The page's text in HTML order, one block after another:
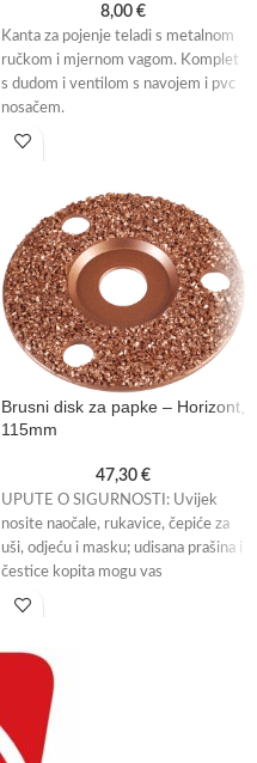
8,00 €
Kanta za pojenje teladi s metalnom
ručkom i mjernom vagom. Komplet
s dudom i ventilom s navojem i pvc
nosačem.
Brusni disk za papke – Horizont,
115mm
47,30 €
UPUTE O SIGURNOSTI: Uvijek
nosite naočale, rukavice, čepiće za
uši, odjeću i masku; udisana prašina i
čestice kopita mogu vas